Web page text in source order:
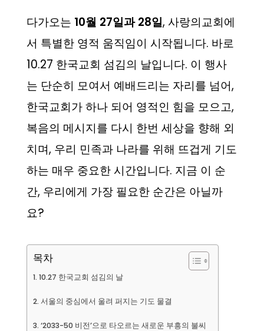
다가오는 10월 27일과 28일, 사랑의교회에
서 특별한 영적 움직임이 시작됩니다. 바로
10.27 한국교회 섬김의 날입니다. 이 행사
는 단순히 모여서 예배드리는 자리를 넘어,
한국교회가 하나 되어 영적인 힘을 모으고,
복음의 메시지를 다시 한번 세상을 향해 외
치며, 우리 민족과 나라를 위해 뜨겁게 기도
하는 매우 중요한 시간입니다. 지금 이 순
간, 우리에게 가장 필요한 순간은 아닐까
요?
목차
10.27 한국교회 섬김의 날
서울의 중심에서 울려 퍼지는 기도 물결
‘2033-50 비전’으로 타오르는 새로운 부흥의 불씨